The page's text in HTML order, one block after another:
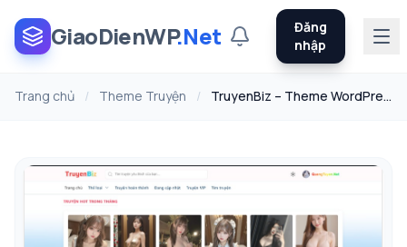
GiaoDienWP.Net
Đăng
nhập
Trang chủ / Theme Truyện / TruyenBiz – Theme WordPress truyện chữ chuẩn SEO, tải nhanh